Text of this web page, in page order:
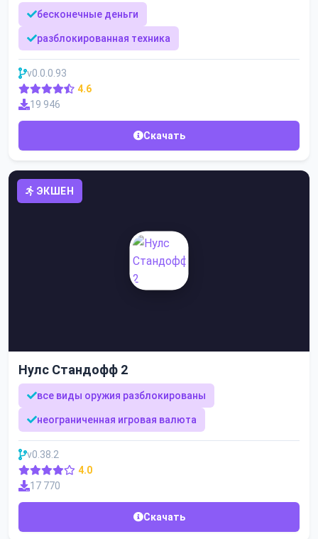
бесконечные деньги
разблокированная техника
v0.0.0.93
4.6
19 946
Скачать
ЭКШЕН
Нулс Стандофф 2
все виды оружия разблокированы
неограниченная игровая валюта
v0.38.2
4.0
17 770
Скачать